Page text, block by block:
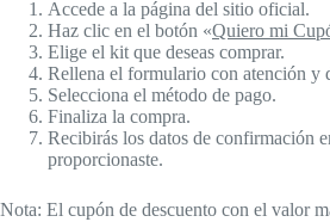
Accede a la página del sitio oficial.
Haz clic en el botón «Quiero mi
Elige el kit que deseas comprar.
Rellena el formulario con atención y
Selecciona el método de pago.
Finaliza la compra.
Recibirás los datos de confirmación
proporcionaste.
Nota: El cupón de descuento con el valor